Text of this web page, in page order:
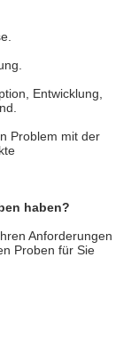
Entwicklung,
Problem mit der
haben?
Anforderungen
Proben für Sie